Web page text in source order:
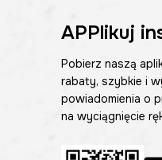
APPlikuj
Pobierz naszą
rabaty, szybkie i
powiadomienia o
na wyciągnięcie